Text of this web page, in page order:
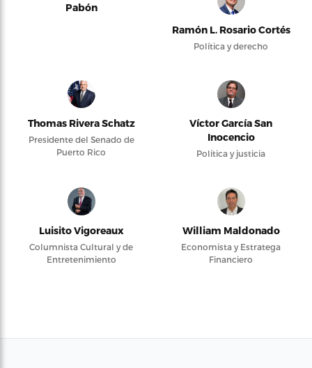
Pabón
Ramón L. Rosario Cortés
Política y derecho
Thomas Rivera Schatz
Presidente del Senado de
Puerto Rico
Víctor García San
Inocencio
Política y justicia
Luisito Vigoreaux
Columnista Cultural y de
Entretenimiento
William Maldonado
Economista y Estratega
Financiero